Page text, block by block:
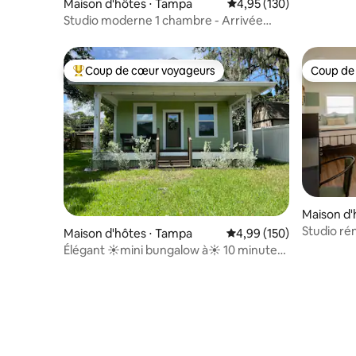
Maison d'hôtes ⋅ Tampa Évaluation moyenne
4,95 (130)
Studio moderne 1 chambre - Arrivée
Coups de cœur voyageurs les plus appréciés
Coup de cœur voyageurs
Maison d'hôtes ⋅ Tampa Évaluation moyenne
4,99 (150)
Élégant ☀mini bungalow à☀ 10 minutes
Coup
Coup
Maison
g
Studio